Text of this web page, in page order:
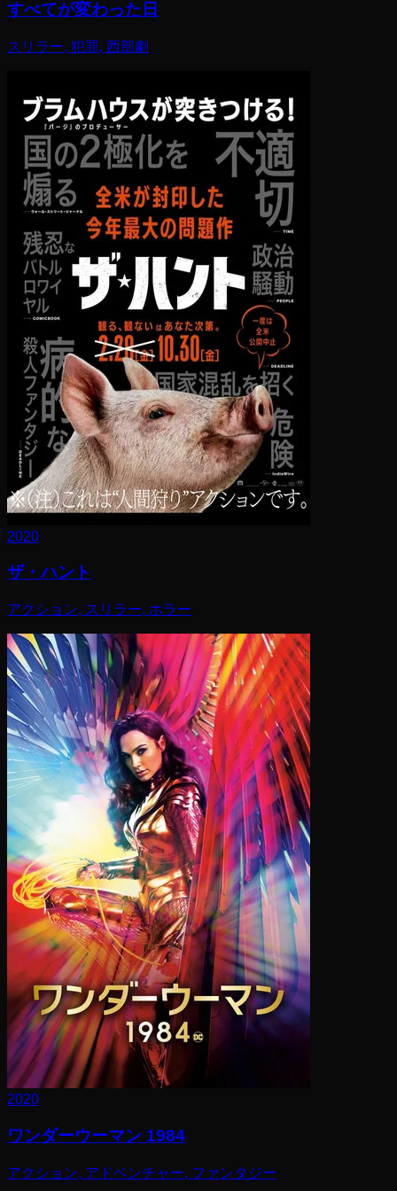
すべてが変わった日
スリラー, 犯罪, 西部劇
2020
ザ・ハント
アクション, スリラー, ホラー
2020
ワンダーウーマン 1984
アクション, アドベンチャー, ファンタジー